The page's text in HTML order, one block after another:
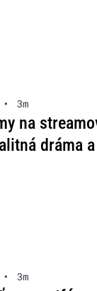
• 3m
na
dráma
• 3m